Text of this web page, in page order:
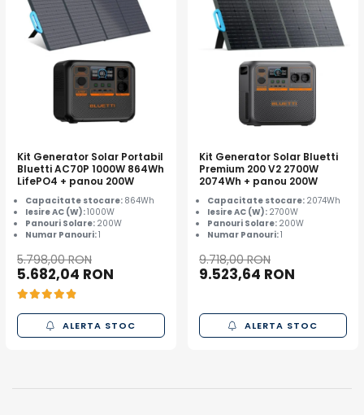
Kit Generator Solar Portabil
Bluetti AC70P 1000W 864Wh
LifePO4 + panou 200W
Capacitate stocare: 864Wh
Iesire AC (W):1000W
Panouri Solare: 200W
Numar Panouri:1
5.798,00 RON
5.682,04 RON
ALERTA STOC
Kit Generator Solar Bluetti
Premium 200 V2 2700W
2074Wh + panou 200W
Capacitate stocare: 2074Wh
Iesire AC (W): 2700W
Panouri Solare: 200W
Numar Panouri:1
9.718,00 RON
9.523,64 RON
ALERTA STOC